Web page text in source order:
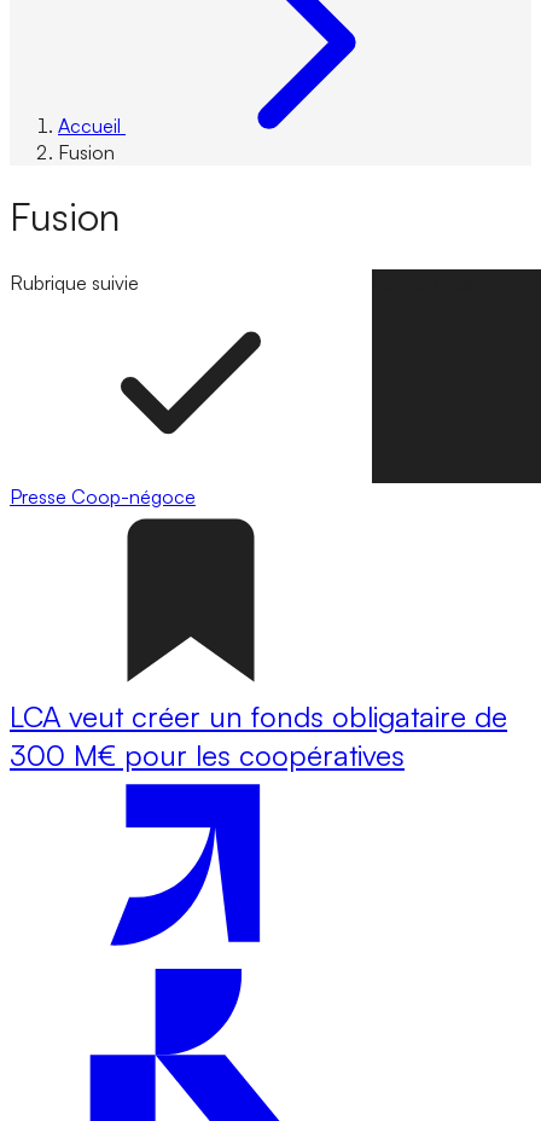
Accueil
Fusion
Fusion
Rubrique suivie
Presse Coop-négoce
LCA veut créer un fonds obligataire de
300 M€ pour les coopératives